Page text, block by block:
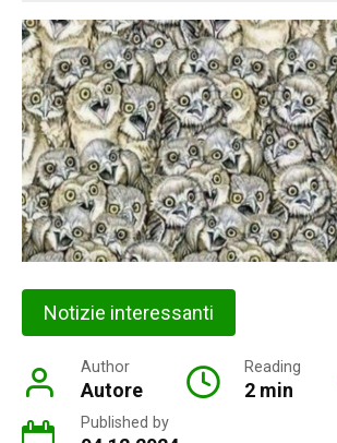
Notizie interessanti
Author
Autore
Reading
2 min
Published by